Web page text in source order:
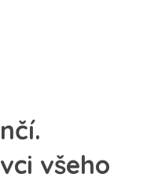
všeho